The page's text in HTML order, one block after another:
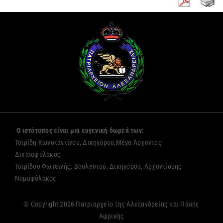
Ο ιστότοπος είναι μια ευγενική δωρεά των:
Τσιρίδη Κωνσταντίνου, Δικηγόρου,Μέγα Άρχοντος
Δικαιοφύλακος
Τσιρίδου Φωτεινής, Βουλευτού, Δικηγόρου, Αρχοντίσσης
Νομοφύλακος
© Copyright 2026 Πατριαρχείο της Αλεξανδρείας και Πάσης
Αφρικής